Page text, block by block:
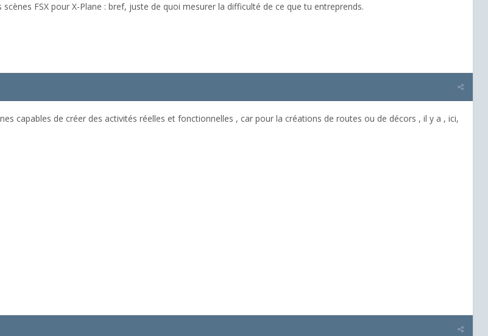
FSX pour X-Plane : bref, juste de quoi mesurer la difficulté de ce que tu entreprends.
capables de créer des activités réelles et fonctionnelles , car pour la créations de routes ou de décors , il y a , ici,